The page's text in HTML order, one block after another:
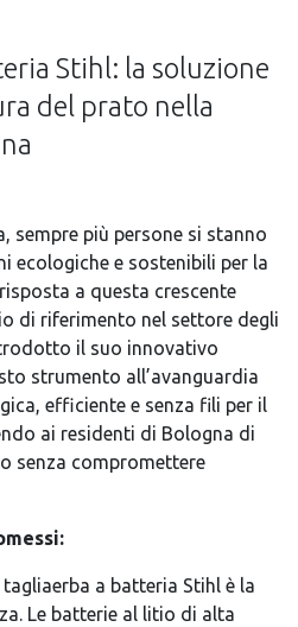
Stihl: la soluzione
del prato nella
sempre più persone si stanno
ecologiche e sostenibili per la
a questa crescente
di riferimento nel settore degli
il suo innovativo
strumento all’avanguardia
efficiente e senza fili per il
ai residenti di Bologna di
senza compromettere
a batteria Stihl è la
Le batterie al litio di alta